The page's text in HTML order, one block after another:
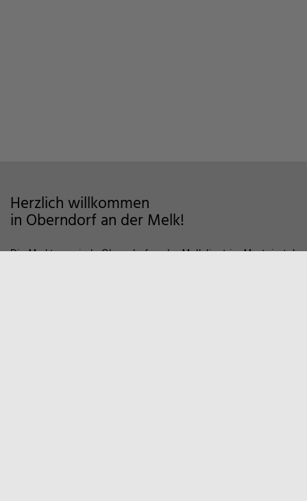
Herzlich willkommen
in Oberndorf an der Melk!
Die Marktgemeinde Oberndorf an der Melk liegt im Mostviertel